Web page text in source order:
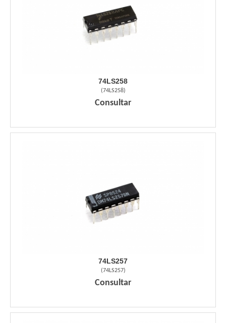
74LS258
(74LS258)
Consultar
74LS257
(74LS257)
Consultar